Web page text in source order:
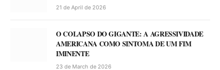
21 de April de 2026
O COLAPSO DO GIGANTE: A AGRESSIVIDADE
AMERICANA COMO SINTOMA DE UM FIM
IMINENTE
23 de March de 2026